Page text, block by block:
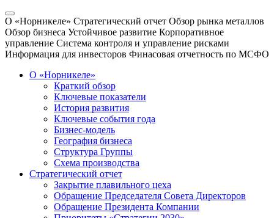
О «Норникеле» Стратегический отчет Обзор рынка металлов
Обзор бизнеса Устойчивое развитие Корпоративное
управление Система контроля и управление рисками
Информация для инвесторов Финасовая отчетность по МСФО
О «Норникеле»
Краткий обзор
Ключевые показатели
История развития
Ключевые события года
Бизнес-модель
География бизнеса
Структура Группы
Схема производства
Стратегический отчет
Закрытие плавильного цеха
Обращение Председателя Совета Директоров
Обращение Президента Компании